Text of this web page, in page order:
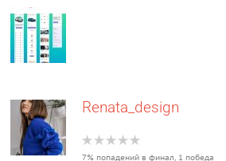
Renata_design
7% попадений в финал, 1 победа